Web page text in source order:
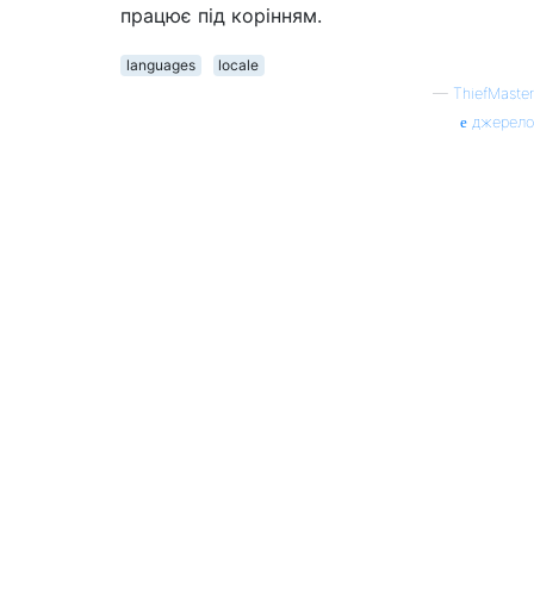
працює під корінням.
languages
locale
— ThiefMaster
джерело